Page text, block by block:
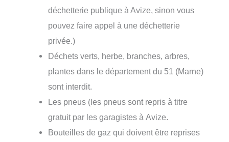
déchetterie publique à Avize, sinon vous
pouvez faire appel à une déchetterie
privée.)
Déchets verts, herbe, branches, arbres,
plantes dans le département du 51 (Marne)
sont interdit.
Les pneus (les pneus sont repris à titre
gratuit par les garagistes à Avize.
Bouteilles de gaz qui doivent être reprises